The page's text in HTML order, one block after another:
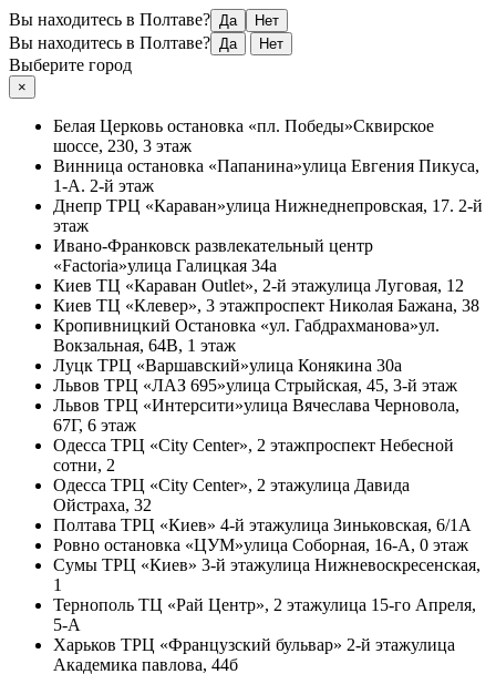
Вы находитесь в Полтаве? Да Нет
Вы находитесь в Полтаве? Да Нет
Выберите город
×
Белая Церковь остановка «пл. Победы»Сквирское
шоссе, 230, 3 этаж
Винница остановка «Папанина»улица Евгения Пикуса,
1-А. 2-й этаж
Днепр ТРЦ «Караван»улица Нижнеднепровская, 17. 2-й
этаж
Ивано-Франковск развлекательный центр
«Factoria»улица Галицкая 34а
Киев ТЦ «Караван Outlet», 2-й этажулица Луговая, 12
Киев ТЦ «Клевер», 3 этажпроспект Николая Бажана, 38
Кропивницкий Остановка «ул. Габдрахманова»ул.
Вокзальная, 64В, 1 этаж
Луцк ТРЦ «Варшавский»улица Конякина 30а
Львов ТРЦ «ЛАЗ 695»улица Стрыйская, 45, 3-й этаж
Львов ТРЦ «Интерсити»улица Вячеслава Черновола,
67Г, 6 этаж
Одесса ТРЦ «City Center», 2 этажпроспект Небесной
сотни, 2
Одесса ТРЦ «City Center», 2 этажулица Давида
Ойстраха, 32
Полтава ТРЦ «Киев» 4-й этажулица Зиньковская, 6/1А
Ровно остановка «ЦУМ»улица Соборная, 16-А, 0 этаж
Сумы ТРЦ «Киев» 3-й этажулица Нижневоскресенская,
1
Тернополь ТЦ «Рай Центр», 2 этажулица 15-го Апреля,
5-А
Харьков ТРЦ «Французский бульвар» 2-й этажулица
Академика павлова, 44б